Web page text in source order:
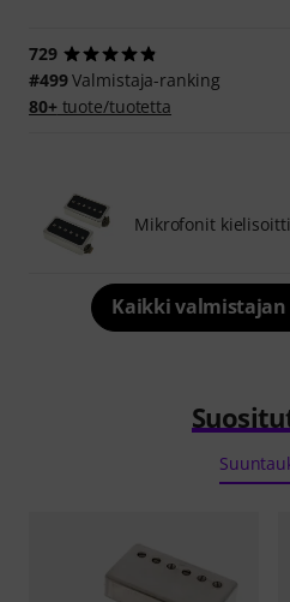
729
#499Valmistaja-ranking
80+tuote/tuotetta
Mikrofonit
Kaikki